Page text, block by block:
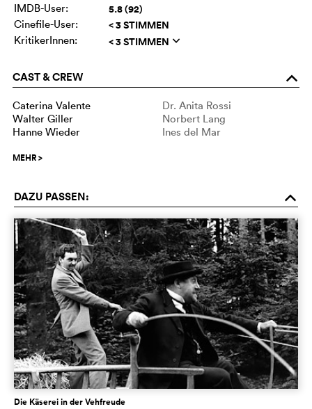
IMDB-User:
5.8 (92)
Cinefile-User: < 3 STIMMEN
KritikerInnen: < 3 STIMMEN q
CAST & CREW o
Caterina Valente
Dr. Anita Rossi
Walter Giller
Norbert Lang
Hanne Wieder
Ines del Mar
MEHR>
DAZU PASSEN: o
Die Käserei in der Vehfreude